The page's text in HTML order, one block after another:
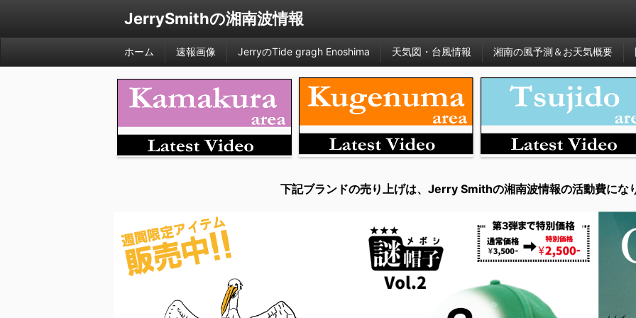
JerrySmithの湘南波情報
ホーム 速報画像 JerryのTide gragh Enoshima 天気図・台風情報 湘南の風予測＆お天気概要
下記ブランドの売り上げは、Jerry Smithの湘南波情報の活動費にな